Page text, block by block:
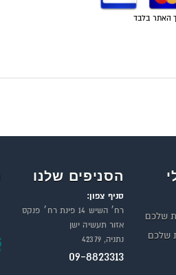
האתר בלבד
שלכם
שלכם
הסניפים שלנו
סניף צפון:
רח׳ השיש 14 פינת רח׳ פנקס
אזור תעשיה ישן
נתניה, 42379
09-8823313